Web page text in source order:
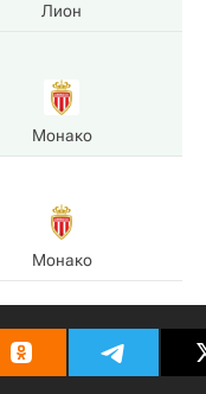
Лион
Монако
Монако